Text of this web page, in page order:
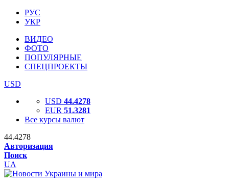
РУС
УКР
ВИДЕО
ФОТО
ПОПУЛЯРНЫЕ
СПЕЦПРОЕКТЫ
USD
USD 44.4278
EUR 51.3281
Все курсы валют
44.4278
Авторизация
Поиск
UA